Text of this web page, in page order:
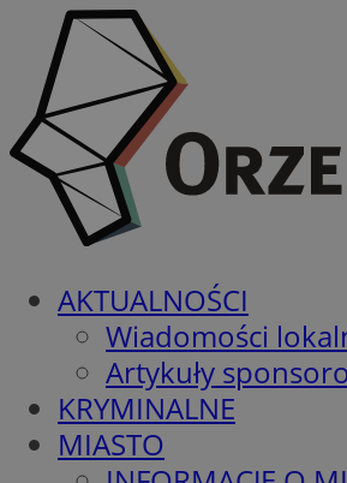
AKTUALNOŚCI
Wiadomości
Artykuły
KRYMINALNE
MIASTO